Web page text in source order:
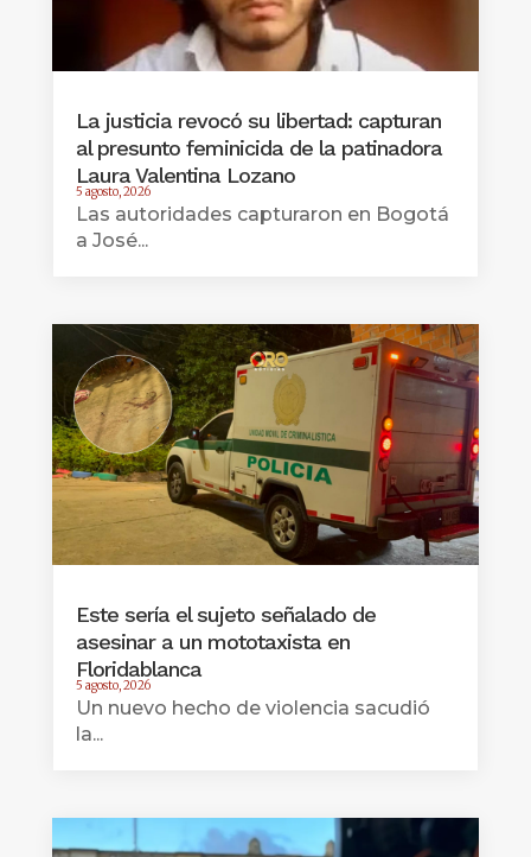
La justicia revocó su libertad: capturan
al presunto feminicida de la patinadora
Laura Valentina Lozano
5 agosto, 2026
Las autoridades capturaron en Bogotá
a José...
Este sería el sujeto señalado de
asesinar a un mototaxista en
Floridablanca
5 agosto, 2026
Un nuevo hecho de violencia sacudió
la...